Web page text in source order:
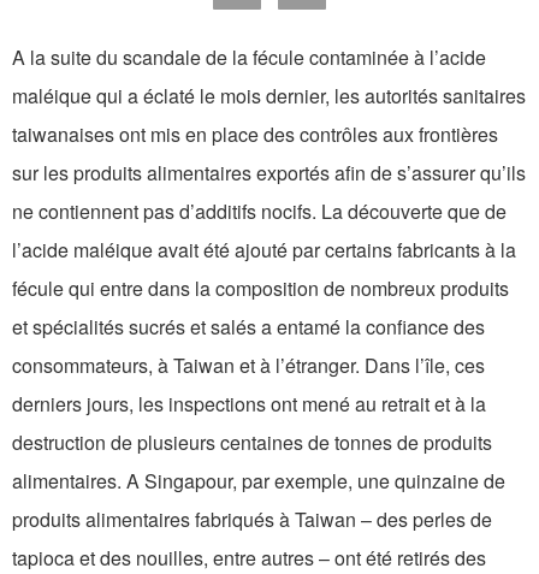
A la suite du scandale de la fécule contaminée à l’acide
maléique qui a éclaté le mois dernier, les autorités sanitaires
taiwanaises ont mis en place des contrôles aux frontières
sur les produits alimentaires exportés afin de s’assurer qu’ils
ne contiennent pas d’additifs nocifs. La découverte que de
l’acide maléique avait été ajouté par certains fabricants à la
fécule qui entre dans la composition de nombreux produits
et spécialités sucrés et salés a entamé la confiance des
consommateurs, à Taiwan et à l’étranger. Dans l’île, ces
derniers jours, les inspections ont mené au retrait et à la
destruction de plusieurs centaines de tonnes de produits
alimentaires. A Singapour, par exemple, une quinzaine de
produits alimentaires fabriqués à Taiwan – des perles de
tapioca et des nouilles, entre autres – ont été retirés des